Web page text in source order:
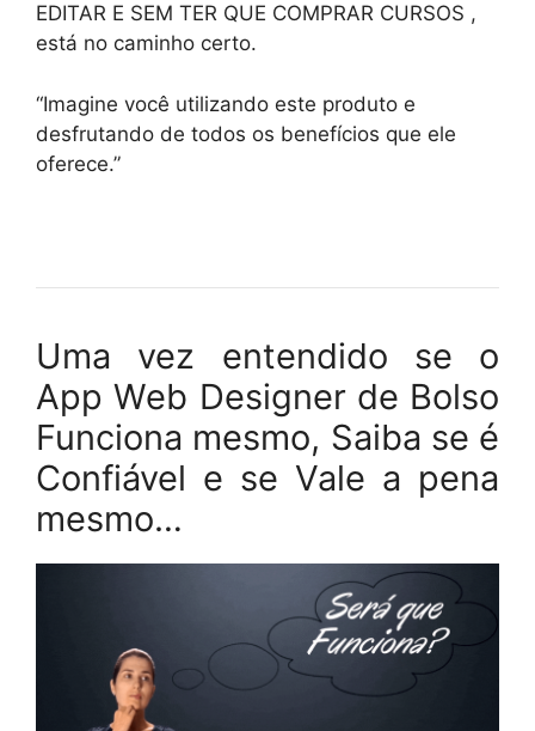
EDITAR E SEM TER QUE COMPRAR CURSOS ,
está no caminho certo.
“Imagine você utilizando este produto e
desfrutando de todos os benefícios que ele
oferece.”
Uma vez entendido se o
App Web Designer de Bolso
Funciona mesmo, Saiba se é
Confiável e se Vale a pena
mesmo…